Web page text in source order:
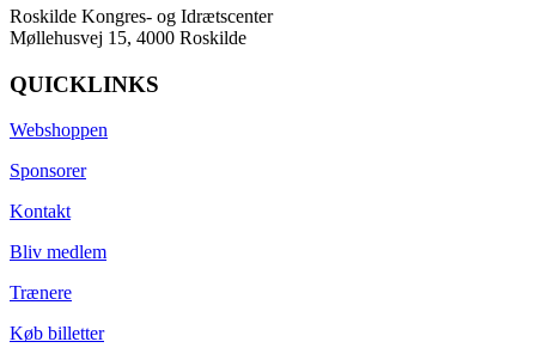
Roskilde Kongres- og Idrætscenter
Møllehusvej 15, 4000 Roskilde
QUICKLINKS
Webshoppen
Sponsorer
Kontakt
Bliv medlem
Trænere
Køb billetter